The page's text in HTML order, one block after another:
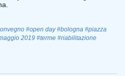
#open day #bologna #piazza
2019 #terme #riabilitazione